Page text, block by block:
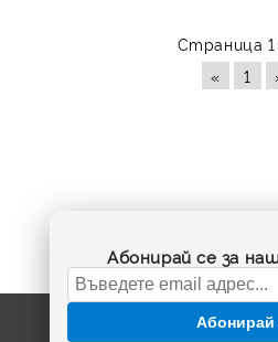
Страница 1
«
1
Абонирай се за
Абонирай